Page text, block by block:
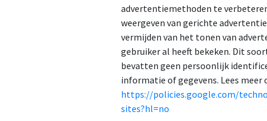
advertentiemethoden te
weergeven van gerichte
vermijden van het tonen van
gebruiker al heeft bekeken. Dit
bevatten geen persoonlijk
informatie of gegevens. Lees meer
https://policies.google.com/
sites?hl=no